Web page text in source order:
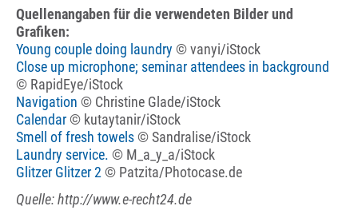
Quellenangaben für die verwendeten Bilder und
Grafiken:
Young couple doing laundry © vanyi/iStock
Close up microphone; seminar attendees in background
© RapidEye/iStock
Navigation © Christine Glade/iStock
Calendar© kutaytanir/iStock
Smell of fresh towels© Sandralise/iStock
Laundry service. © M_a_y_a/iStock
Glitzer Glitzer 2 © Patzita/Photocase.de
Quelle: http://www.e-recht24.de